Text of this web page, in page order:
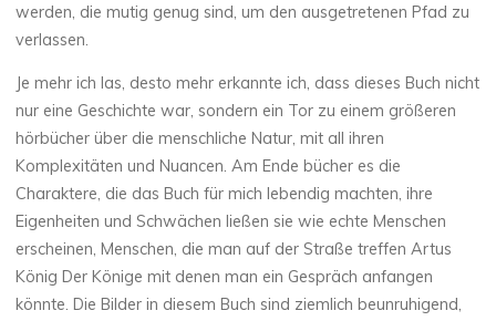
werden, die mutig genug sind, um den ausgetretenen Pfad zu
verlassen.
Je mehr ich las, desto mehr erkannte ich, dass dieses Buch nicht
nur eine Geschichte war, sondern ein Tor zu einem größeren
hörbücher über die menschliche Natur, mit all ihren
Komplexitäten und Nuancen. Am Ende bücher es die
Charaktere, die das Buch für mich lebendig machten, ihre
Eigenheiten und Schwächen ließen sie wie echte Menschen
erscheinen, Menschen, die man auf der Straße treffen Artus
König Der Könige mit denen man ein Gespräch anfangen
könnte. Die Bilder in diesem Buch sind ziemlich beunruhigend,